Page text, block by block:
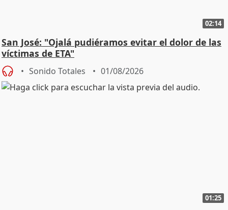
02:14
San José: "Ojalá pudiéramos evitar el dolor de las
víctimas de ETA"
Sonido Totales 01/08/2026
01:25